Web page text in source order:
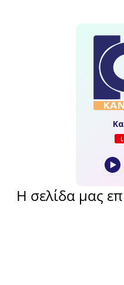
Η σελίδα μας